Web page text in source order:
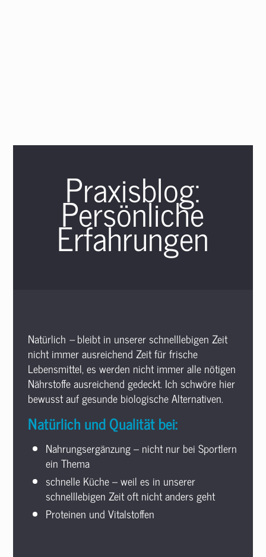
Praxisblog:
Persönliche
Erfahrungen
Natürlich –bleibt in unserer schnelllebigen Zeit
nicht immer ausreichend Zeit für frische
Lebensmittel, es werden nicht immer alle nötigen
Nährstoffe ausreichend gedeckt. Ich schwöre hier
bewusst auf gesunde biologische Alternativen.
Natürlich und Qualität bei:
Nahrungsergänzung – nicht nur bei Sportlern
ein Thema
schnelle Küche – weil es in unserer
schnelllebigen Zeit oft nicht anders geht
Proteinen und Vitalstoffen